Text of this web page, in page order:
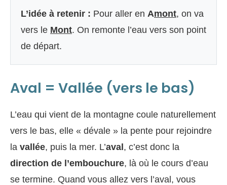
L’idée à retenir : Pour aller en Amont, on va
vers le Mont. On remonte l’eau vers son point
de départ.
Aval = Vallée (vers le bas)
L’eau qui vient de la montagne coule naturellement
vers le bas, elle « dévale » la pente pour rejoindre
la vallée, puis la mer. L’aval, c’est donc la
direction de l’embouchure, là où le cours d’eau
se termine. Quand vous allez vers l’aval, vous